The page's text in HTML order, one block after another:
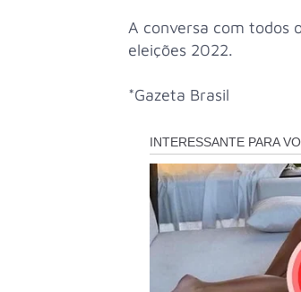
A conversa com todos
eleições 2022.
*Gazeta Brasil